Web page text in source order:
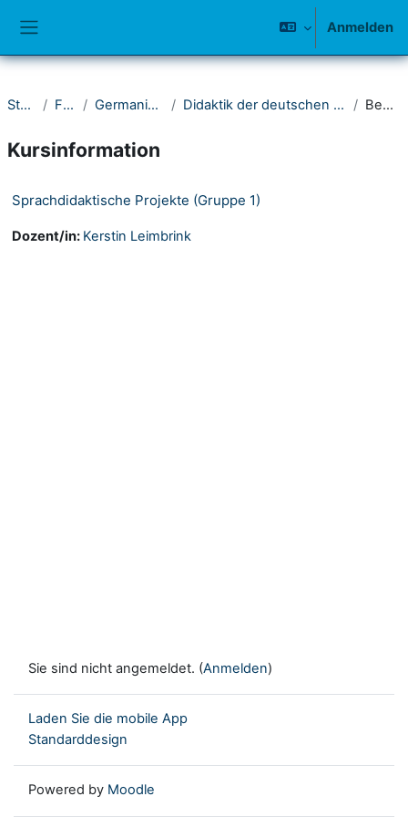
Anmelden
Startseite Fakultät I Germanistisches Seminar Didaktik der deutschen Sprache und Literatur - Linguistik Beschreibung
Kursinformation
Sprachdidaktische Projekte (Gruppe 1)
Dozent/in: Kerstin Leimbrink
Sie sind nicht angemeldet. (Anmelden)
Laden Sie die mobile App
Standarddesign
Powered by Moodle